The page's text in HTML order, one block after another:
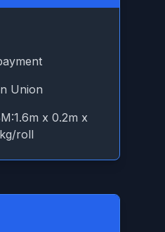
Union
x 0.2m x
roll